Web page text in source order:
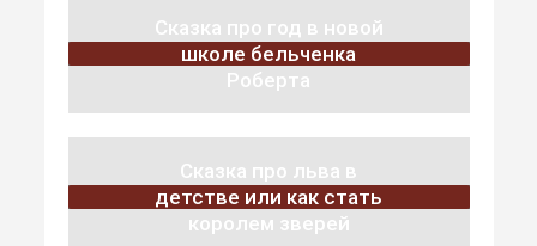
Сказка про год в новой
школе бельченка
Роберта
Сказка про льва в
детстве или как стать
королем зверей